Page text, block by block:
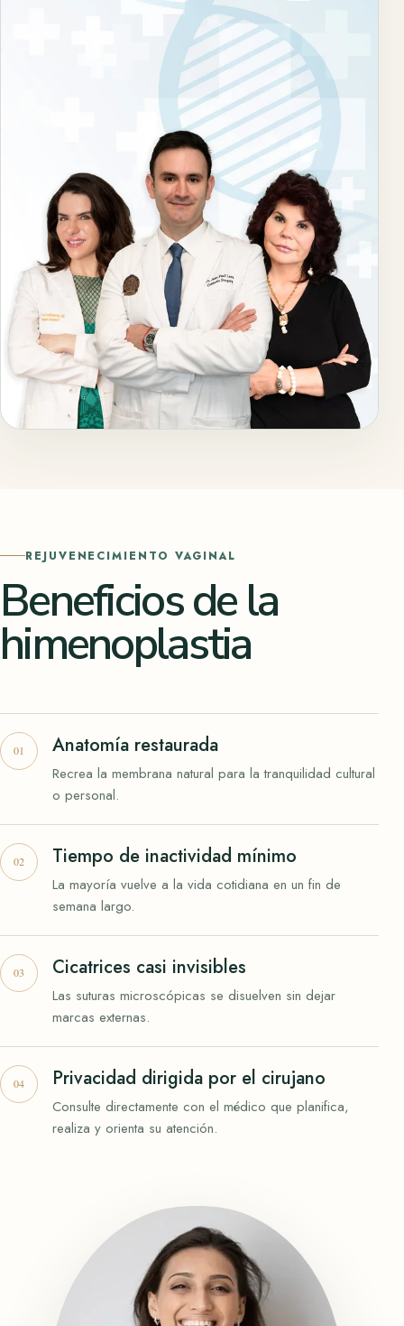
REJUVENECIMIENTO VAGINAL
Beneficios de la
himenoplastia
Anatomía restaurada
Recrea la membrana natural para la tranquilidad cultural
o personal.
Tiempo de inactividad mínimo
La mayoría vuelve a la vida cotidiana en un fin de
semana largo.
Cicatrices casi invisibles
Las suturas microscópicas se disuelven sin dejar
marcas externas.
Privacidad dirigida por el cirujano
Consulte directamente con el médico que planifica,
realiza y orienta su atención.